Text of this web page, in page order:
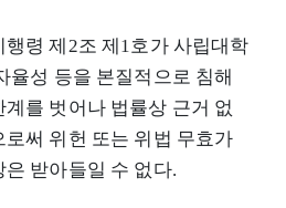
령 제2조 제1호가 사립대학
율성 등을 본질적으로 침해
를 벗어나 법률상 근거 없
써 위헌 또는 위법 무효가
받아들일 수 없다.